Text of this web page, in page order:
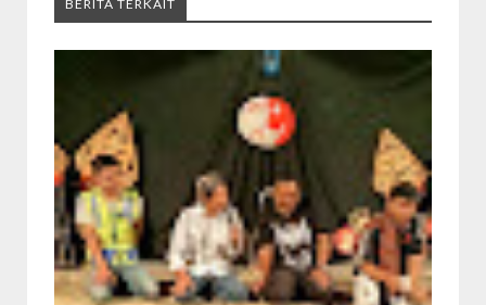
BERITA TERKAIT